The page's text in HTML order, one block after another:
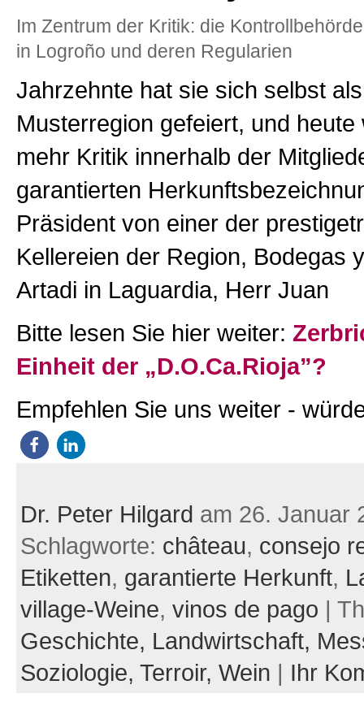
Im Zentrum der Kritik: die
in Logroño und deren Regularien
Jahrzehnte hat sie sich selbst
Musterregion gefeiert, und heute
mehr Kritik innerhalb der
garantierten
Präsident von einer der
Kellereien der Region, Bodegas
Artadi in Laguardia, Herr Juan
Bitte lesen Sie hier weiter:
Einheit der „D.O.Ca.Rioja”?
Empfehlen Sie uns weiter -
Dr. Peter Hilgard am 26. Januar
Schlagworte: château, consejo
Etiketten, garantierte Herkunft,
village-Weine, vinos de pago |
Geschichte, Landwirtschaft,
Soziologie, Terroir, Wein | Ihr